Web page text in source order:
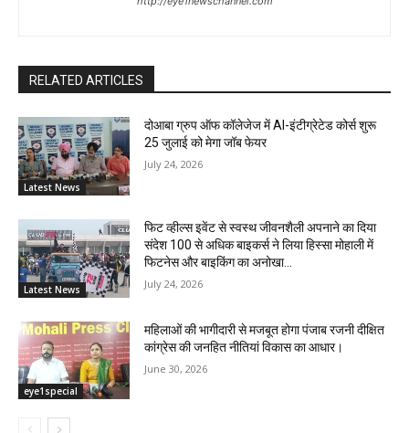
RELATED ARTICLES
Latest News
दोआबा ग्रुप ऑफ कॉलेजेज में AI-इंटीग्रेटेड कोर्स शुरू
25 जुलाई को मेगा जॉब फेयर
July 24, 2026
Latest News
फिट व्हील्स इवेंट से स्वस्थ जीवनशैली अपनाने का दिया
संदेश 100 से अधिक बाइकर्स ने लिया हिस्सा मोहाली में
फिटनेस और बाइकिंग का अनोखा...
July 24, 2026
eye1special
महिलाओं की भागीदारी से मजबूत होगा पंजाब रजनी दीक्षित
कांग्रेस की जनहित नीतियां विकास का आधार।
June 30, 2026